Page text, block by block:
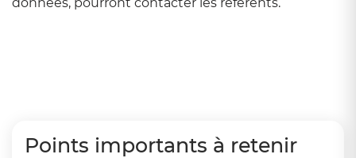
Points importants à retenir